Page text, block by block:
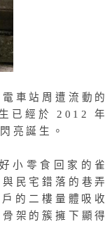
車站周遭流動的
已經於 2012 年
亮誕生。
小零食回家的雀
民宅錯落的巷弄
的二樓量體吸收
架的簇擁下顯得